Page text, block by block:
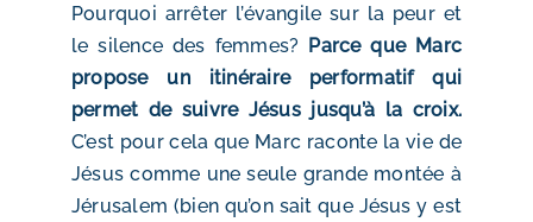
Pourquoi arrêter l’évangile sur la peur et
le silence des femmes? Parce que Marc
propose un itinéraire performatif qui
permet de suivre Jésus jusqu’à la croix.
C’est pour cela que Marc raconte la vie de
Jésus comme une seule grande montée à
Jérusalem (bien qu’on sait que Jésus y est